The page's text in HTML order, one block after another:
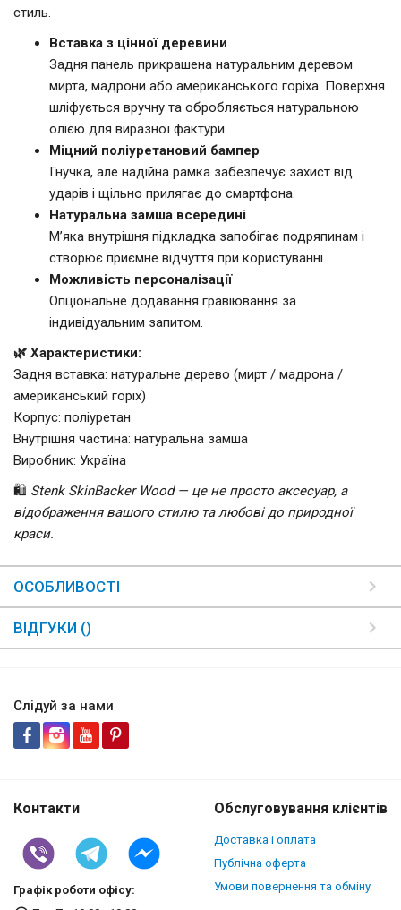
стиль.
Вставка з цінної деревини
Задня панель прикрашена натуральним деревом
мирта, мадрони або американського горіха. Поверхня
шліфується вручну та обробляється натуральною
олією для виразної фактури.
Міцний поліуретановий бампер
Гнучка, але надійна рамка забезпечує захист від
ударів і щільно прилягає до смартфона.
Натуральна замша всередині
М’яка внутрішня підкладка запобігає подряпинам і
створює приємне відчуття при користуванні.
Можливість персоналізації
Опціональне додавання гравіювання за
індивідуальним запитом.
🌿 Характеристики:
Задня вставка: натуральне дерево (мирт / мадрона /
американський горіх)
Корпус: поліуретан
Внутрішня частина: натуральна замша
Виробник: Україна
🛍️ Stenk SkinBacker Wood — це не просто аксесуар, а
відображення вашого стилю та любові до природної
краси.
ОСОБЛИВОСТІ
ВІДГУКИ ()
Слідуй за нами
Контакти
Графік роботи офісу:
Обслуговування клієнтів
Доставка і оплата
Публічна оферта
Умови повернення та обміну